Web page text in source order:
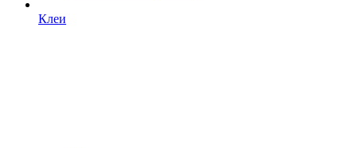
Клеи